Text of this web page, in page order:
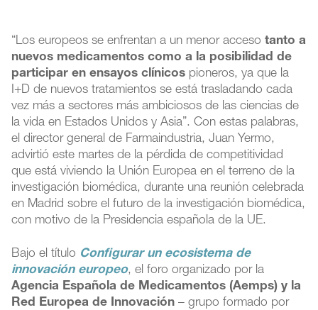
“Los europeos se enfrentan a un menor accesotanto a
nuevos medicamentos como a la posibilidad de
participar en ensayos clínicos pioneros, ya que la
I+D de nuevos tratamientos se está trasladando cada
vez más a sectores más ambiciosos de las ciencias de
la vida en Estados Unidos y Asia”. Con estas palabras,
el director general de Farmaindustria, Juan Yermo,
advirtió este martes de la pérdida de competitividad
que está viviendo la Unión Europea en el terreno de la
investigación biomédica, durante una reunión celebrada
en Madrid sobre el futuro de la investigación biomédica,
con motivo de la Presidencia española de la UE.
Bajo el título Configurar un ecosistema de
innovación europeo, el foro organizado por la
Agencia Española de Medicamentos (Aemps) y la
Red Europea de Innovación – grupo formado por